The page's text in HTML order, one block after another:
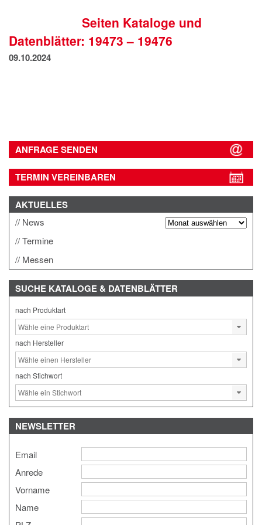
DATENSCHUTZSeiten Kataloge und
Datenblätter: 19473 – 19476
09.10.2024
ANFRAGE SENDEN
TERMIN VEREINBAREN
AKTUELLES
News
Termine
Messen
SUCHE KATALOGE & DATENBLÄTTER
nach Produktart
nach Hersteller
nach Stichwort
NEWSLETTER
Email
Anrede
Vorname
Name